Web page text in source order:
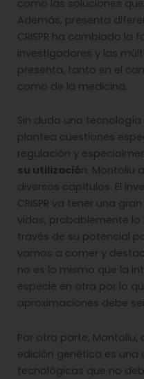
como las soluciones
Además, presenta
CRISPR ha cambiado la
investigadores y las
presenta, tanto en el
como de la medicina.
Sin duda una tecnología
plantea cuestiones
regulación y
su utilización. Montoliu
diversos capítulos. El
CRISPR va tener una
vidas, probablemente
través de su potencial
vamos a comer y
no es lo mismo que la
especie en otra por lo
aproximaciones debe
Por otra parte, Montoliu,
edición genética es una
tecnológicas que no